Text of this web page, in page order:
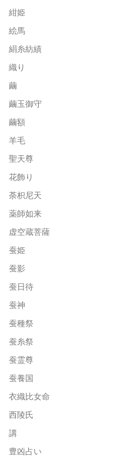
紺姫
絵馬
絹糸紡績
織り
繭
繭玉御守
繭額
羊毛
聖天尊
花飾り
荼枳尼天
薬師如来
虚空蔵菩薩
蚕姫
蚕影
蚕日待
蚕神
蚕種祭
蚕糸祭
蚕霊尊
蚕養国
衣織比女命
西陵氏
講
豊凶占い